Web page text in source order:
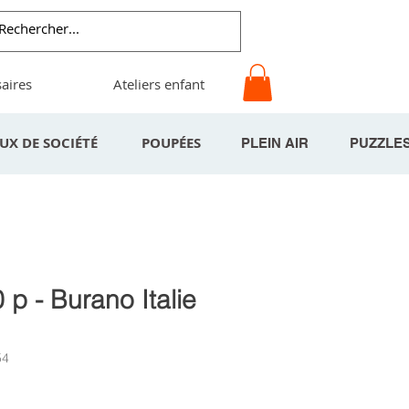
Ateliers enfant
DE SOCIÉTÉ POUPÉES PLEIN AIR
p - Burano Italie